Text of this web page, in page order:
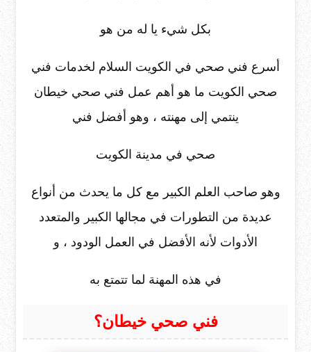
بكل شيء يا له من هو
أسرع فني صحي في الكويت السلام لخدمات فني
صحي الكويت ما هو أهم عمل فني صحي خيطان
ينتمي إلى مهنته ، وهو أفضل فني
صحي في مدينة الكويت
وهو صاحب العلم الكبير مع كل ما يحدث من أنواع
عديدة من التطورات في مجالها الكبير والمتعدد
الأدوات لأنه الأفضل في العمل الودود ، و
في هذه المهنة لما تتمتع به
فني صحي خيطان؟